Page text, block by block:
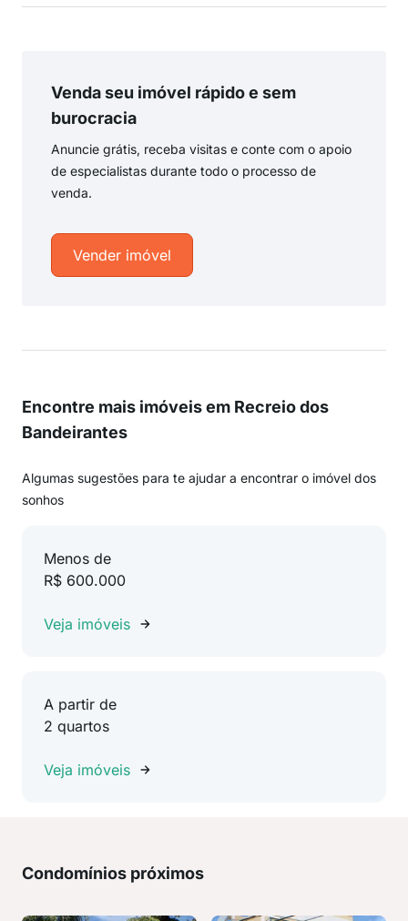
Venda seu imóvel rápido e sem
burocracia
Anuncie grátis, receba visitas e conte com o apoio
de especialistas durante todo o processo de
venda.
Vender imóvel
Encontre mais imóveis em Recreio dos
Bandeirantes
Algumas sugestões para te ajudar a encontrar o imóvel dos
sonhos
Menos de
R$ 600.000
Veja imóveis
A partir de
2 quartos
Veja imóveis
Condomínios próximos